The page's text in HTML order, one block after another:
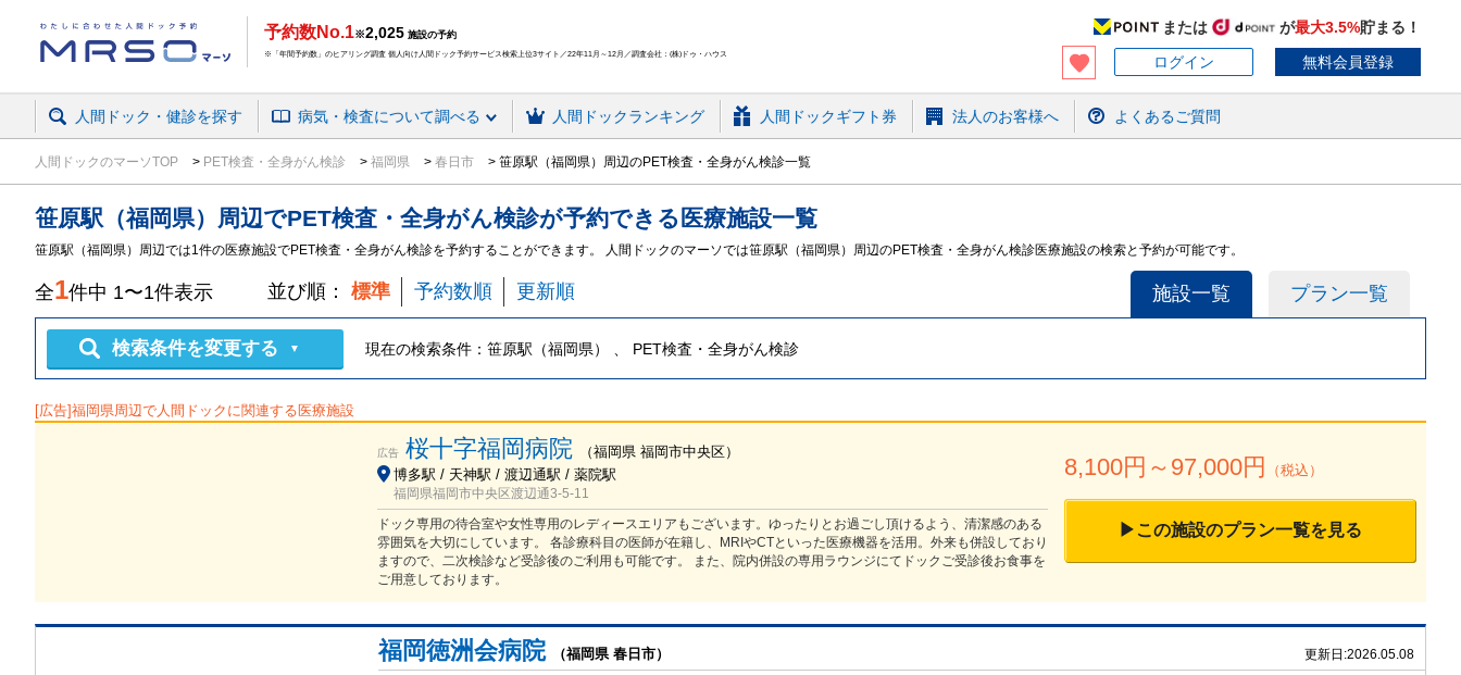
予約数No.1※2,025 施設の予約
※「年間予約数」のヒアリング調査 個人向け人間ドック予約サービス検索上位3サイト／22年11月～12月／調査会社：(株)ドゥ・ハウス
または が最大3.5%貯まる！
ログイン
無料会員登録
人間ドック・健診を探す 病気・検査について調べる 人間ドックランキング 人間ドックギフト券 法人のお客様へ よくあるご質問
人間ドックのマーソTOP PET検査・全身がん検診 福岡県 春日市 笹原駅（福岡県）周辺のPET検査・全身がん検診一覧
笹原駅（福岡県）周辺でPET検査・全身がん検診が予約できる 医療施設一覧
笹原駅（福岡県）周辺では1件の医療施設でPET検査・全身がん検診を予約することができます。 人間ドックのマーソでは笹原駅（福岡県）周辺のPET検査・全身がん検診医療施設の検索と予約が可能です。
施設一覧 プラン一覧
全1件中 1〜1件表示 並び順： 標準 予約数順 更新順
検索条件を変更する ▼ 現在の検索条件： 笹原駅（福岡県） 、 PET検査・全身がん検診
[広告]福岡県周辺で人間ドックに関連する医療施設
広告 桜十字福岡病院 （福岡県 福岡市中央区）
博多駅 / 天神駅 / 渡辺通駅 / 薬院駅
福岡県福岡市中央区渡辺通3-5-11
ドック専用の待合室や女性専用のレディースエリアもございます。ゆったりとお過ごし頂けるよう、清潔感のある
雰囲気を大切にしています。 各診療科目の医師が在籍し、MRIやCTといった医療機器を活用。外来も併設しており
ますので、二次検診など受診後のご利用も可能です。 また、院内併設の専用ラウンジにてドックご受診後お食事を
ご用意しております。
8,100円～ 97,000円 （税込）
▶この施設のプラン一覧を見る
福岡徳洲会病院 （福岡県 春日市） 更新日:2026.05.08